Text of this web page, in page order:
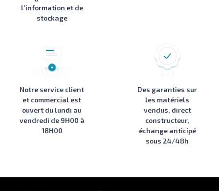
l’information et de
stockage
Notre service client
et commercial est
ouvert du lundi au
vendredi de 9H00 à
18H00
Des garanties sur
les matériels
vendus, direct
constructeur,
échange anticipé
sous 24/48h